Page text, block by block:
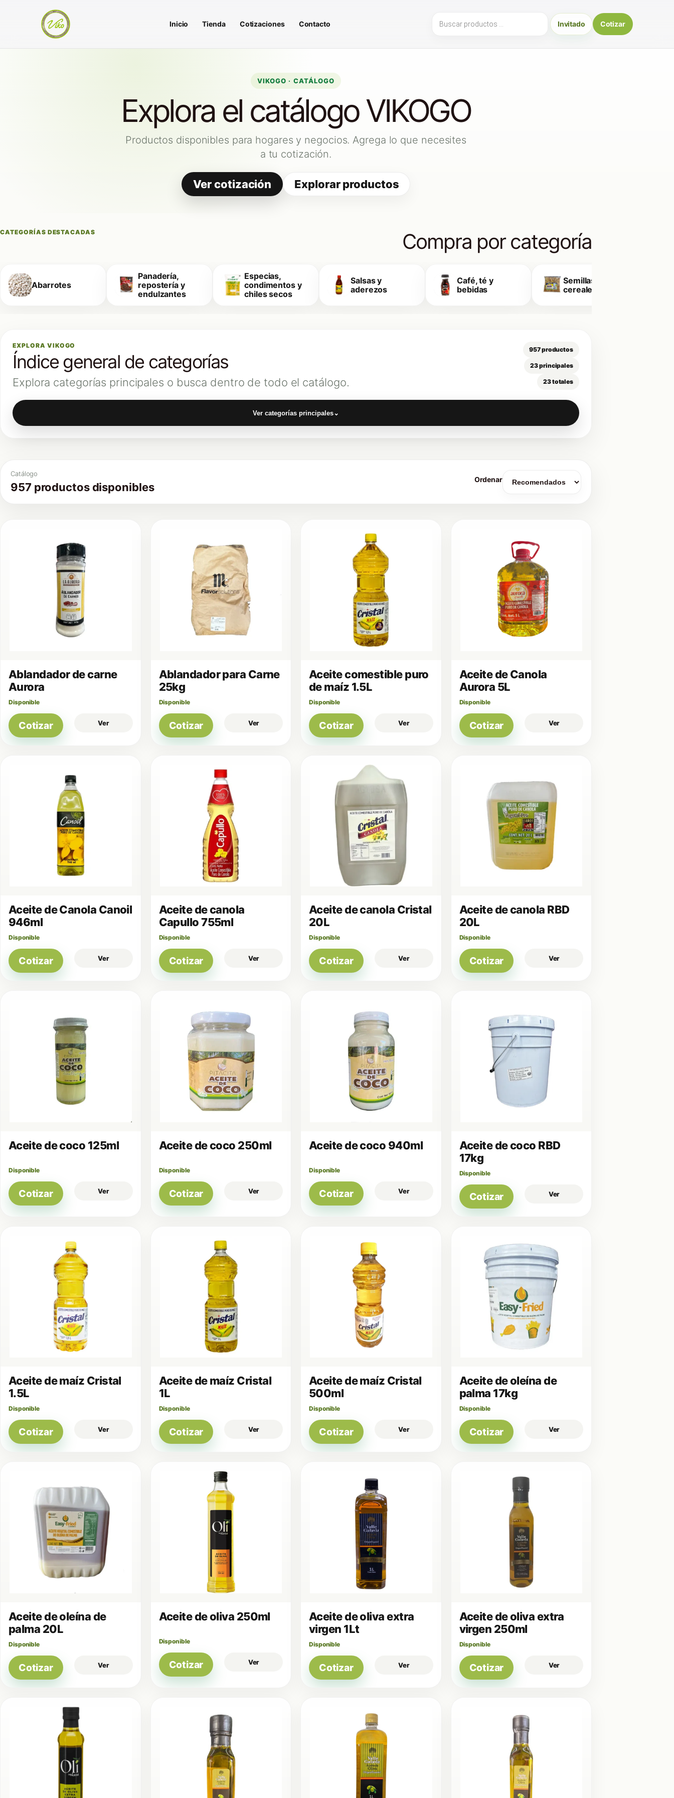
Inicio Tienda Cotizaciones Contacto Invitado Cotizar
VIKOGO · CATÁLOGO
Explora el catálogo VIKOGO
Productos disponibles para hogares y negocios. Agrega lo que necesites
a tu cotización.
Ver cotización Explorar productos
CATEGORÍAS DESTACADAS Compra por categoría
Abarrotes
Panadería,
repostería y
endulzantes
Especias,
condimentos y
chiles secos
Salsas y
aderezos
Café, té y
bebidas
Semillas y
cereales
EXPLORA VIKOGO
Índice general de categorías
Explora categorías principales o busca dentro de todo el catálogo.
957 productos
23 principales
23 totales
Ver categorías principales⌄
Catálogo
957 productos disponibles
Ordenar
Ablandador de carne
Aurora
Disponible
Cotizar Ver
Ablandador para Carne
25kg
Disponible
Cotizar Ver
Aceite comestible puro
de maíz 1.5L
Disponible
Cotizar Ver
Aceite de Canola
Aurora 5L
Disponible
Cotizar Ver
Aceite de Canola Canoil
946ml
Disponible
Cotizar Ver
Aceite de canola
Capullo 755ml
Disponible
Cotizar Ver
Aceite de canola Cristal
20L
Disponible
Cotizar Ver
Aceite de canola RBD
20L
Disponible
Cotizar Ver
Aceite de coco 125ml
Disponible
Cotizar Ver
Aceite de coco 250ml
Disponible
Cotizar Ver
Aceite de coco 940ml
Disponible
Cotizar Ver
Aceite de coco RBD
17kg
Disponible
Cotizar Ver
Aceite de maíz Cristal
1.5L
Disponible
Cotizar Ver
Aceite de maíz Cristal
1L
Disponible
Cotizar Ver
Aceite de maíz Cristal
500ml
Disponible
Cotizar Ver
Aceite de oleína de
palma 17kg
Disponible
Cotizar Ver
Aceite de oleína de
palma 20L
Disponible
Cotizar Ver
Aceite de oliva 250ml
Disponible
Cotizar Ver
Aceite de oliva extra
virgen 1Lt
Disponible
Cotizar Ver
Aceite de oliva extra
virgen 250ml
Disponible
Cotizar Ver